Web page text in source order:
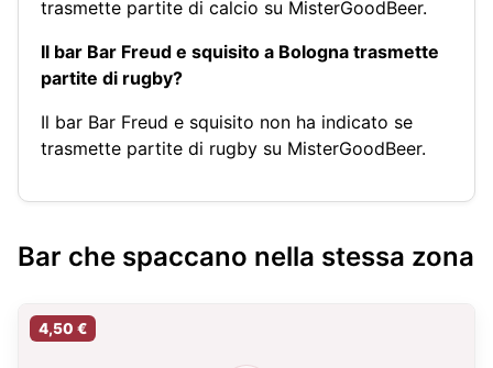
trasmette partite di calcio su MisterGoodBeer.
Il bar Bar Freud e squisito a Bologna trasmette
partite di rugby?
Il bar Bar Freud e squisito non ha indicato se
trasmette partite di rugby su MisterGoodBeer.
Bar che spaccano nella stessa zona
4,50 €